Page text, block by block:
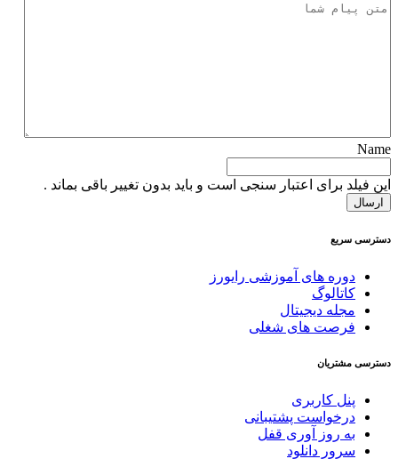
Name
این فیلد برای اعتبار سنجی است و باید بدون تغییر باقی بماند .
دسترسی سریع
دوره های آموزشی رایورز
کاتالوگ
مجله دیجیتال
فرصت های شغلی
دسترسی مشتریان
پنل کاربری
درخواست پشتیبانی
به روز آوری قفل
سرور دانلود